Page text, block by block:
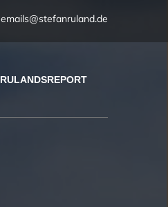
emails@stefanruland.de
RULANDSREPORT